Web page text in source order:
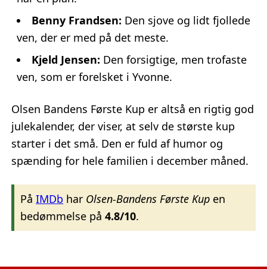
Benny Frandsen: Den sjove og lidt fjollede
ven, der er med på det meste.
Kjeld Jensen: Den forsigtige, men trofaste
ven, som er forelsket i Yvonne.
Olsen Bandens Første Kup er altså en rigtig god
julekalender, der viser, at selv de største kup
starter i det små. Den er fuld af humor og
spænding for hele familien i december måned.
PåIMDb har Olsen-Bandens Første Kup en
bedømmelse på4.8/10.